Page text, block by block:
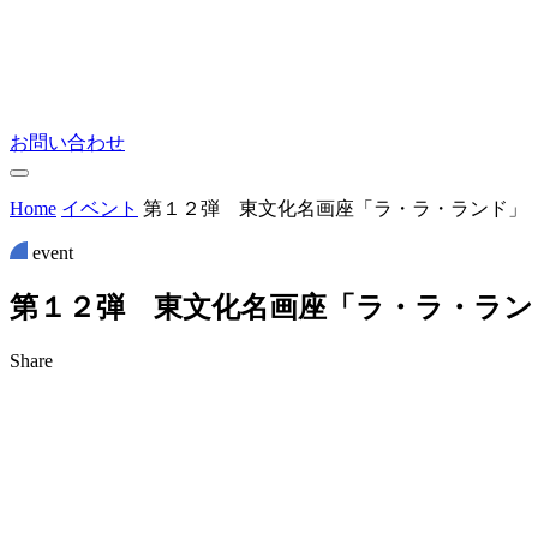
お問い合わせ
Home イベント 第１２弾 東文化名画座「ラ・ラ・ランド」
event
第 １ ２弾 東文化名画座 「 ラ ・ ラ ・ ラ ン
Share